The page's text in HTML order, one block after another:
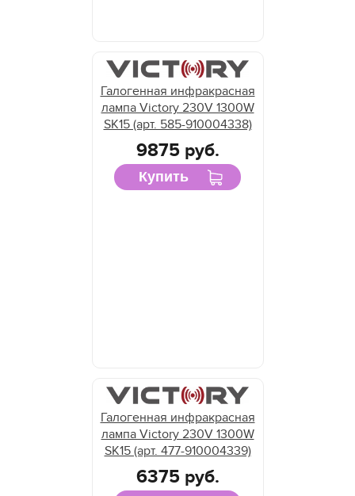
Галогенная инфракрасная
лампа Victory 230V 1300W
SK15 (арт. 585-910004338)
9875 руб.
Купить
Галогенная инфракрасная
лампа Victory 230V 1300W
SK15 (арт. 477-910004339)
6375 руб.